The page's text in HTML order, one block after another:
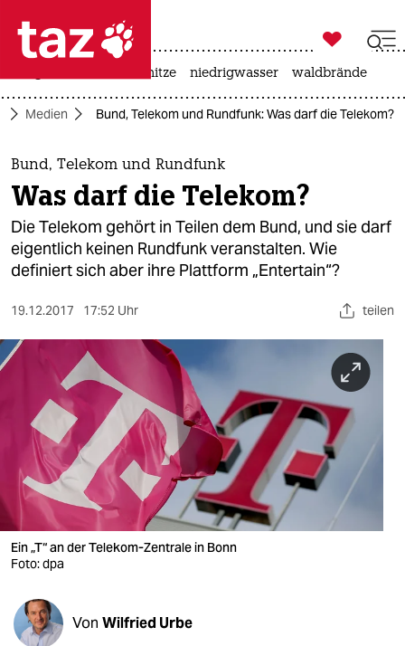
 taz zahl ich
taz zahl ich
themen
politik
öko
sport
berlin
nord
wahrheit
verlag
verlag
veranstaltungen
shop

taz zahl ich
hitze niedrigwasser waldbrände
Medien Bund, Telekom und Rundfunk: Was darf die Telekom?
Bund, Telekom und Rundfunk
Was darf die Telekom?
Die Telekom gehört in Teilen dem Bund, und sie darf
eigentlich keinen Rundfunk veranstalten. Wie
definiert sich aber ihre Plattform „Entertain“?
19.12.2017 17:52 Uhr teilen
Ein „T“ an der Telekom-Zentrale in Bonn
Foto: dpa
Von Wilfried Urbe